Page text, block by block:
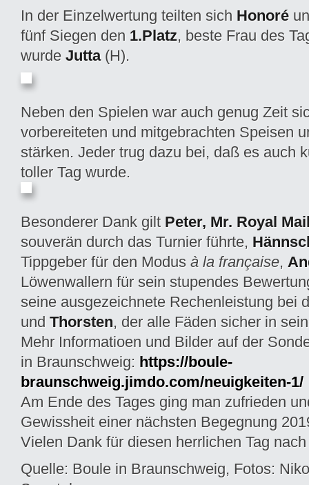
In der Einzelwertung teilten sich Honoré
fünf Siegen den 1.Platz, beste Frau des
wurde Jutta(H).
Neben den Spielen war auch genug Zeit
vorbereiteten und mitgebrachten Speisen
stärken. Jeder trug dazu bei, daß es auch
toller Tag wurde.
Besonderer Dank gilt Peter, Mr. Royal
souverän durch das Turnier führte,
Tippgeber für den Modus à la française,
Löwenwallern für sein stupendes
seine ausgezeichnete Rechenleistung bei
und Thorsten, der alle Fäden sicher in
Mehr Informatioen und Bilder auf der
in Braunschweig: https://boule-
braunschweig.jimdo.com/neuigkeiten-1/
Am Ende des Tages ging man zufrieden
Gewissheit einer nächsten Begegnung
Vielen Dank für diesen herrlichen Tag
Quelle: Boule in Braunschweig, Fotos: